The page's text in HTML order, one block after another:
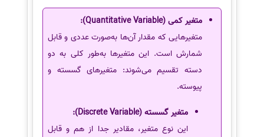
متغیر کمی (Quantitative Variable):
متغیرهایی که مقدار آن‌ها به‌صورت عددی و قابل
شمارش است. این متغیرها به‌طور کلی به دو
دسته تقسیم می‌شوند: متغیرهای گسسته و
پیوسته.
متغیر گسسته (Discrete Variable):
این نوع متغیر، مقادیر جدا از هم و قابل